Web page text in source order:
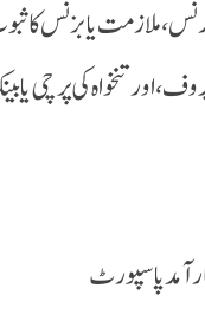
ملازمت یا بزنس کا
اور تنخواہ کی پرچی یا